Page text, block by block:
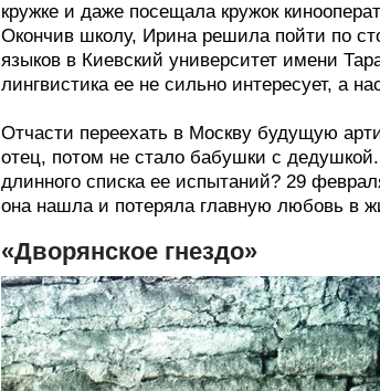
кружке и даже посещала кружок
Окончив школу, Ирина решила пойти по
языков в Киевский университет имени
лингвистика ее не сильно интересует, а
Отчасти переехать в Москву будущую
отец, потом не стало бабушки с
длинного списка ее испытаний? 29
она нашла и потеряла главную любовь в
«Дворянское гнездо»